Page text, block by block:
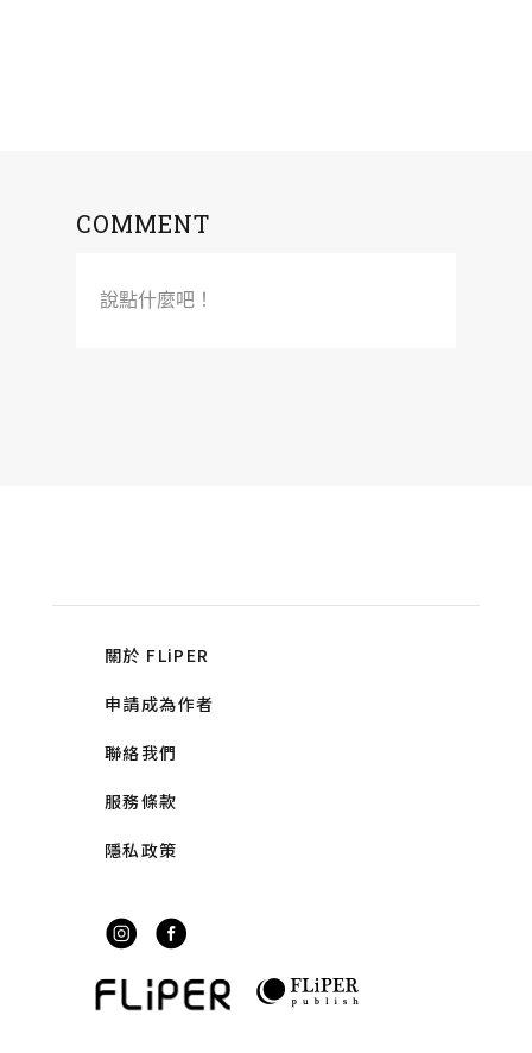
COMMENT
說點什麼吧！
關於 FLiPER
申請成為作者
聯絡我們
服務條款
隱私政策